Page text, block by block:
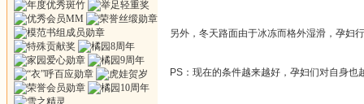
另外，冬天路面由于冰冻而格外湿滑，孕妇
PS：现在的条件越来越好，孕妇们对自身